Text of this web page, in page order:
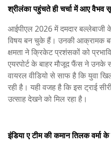
श्रीलंका पहुंचते ही चर्चा में आए वैभव
आईपीएल 2026 में दमदार बल्लेबाजी
विषय बन चुके हैं। उनकी आक्रामक
क्षमता ने क्रिकेट प्रशंसकों को
एयरपोर्ट के बाहर मौजूद फैंस ने उनके
वायरल वीडियो से साफ है कि युवा
रही है। यही वजह है कि इस ट्राई
उत्साह देखने को मिल रहा है।
इंडिया ए टीम की कमान तिलक वर्मा के